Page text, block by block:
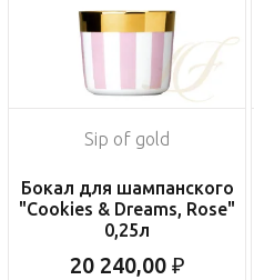
Sip of gold
Бокал для шампанского
"Cookies & Dreams, Rose"
0,25л
20 240,00 ₽